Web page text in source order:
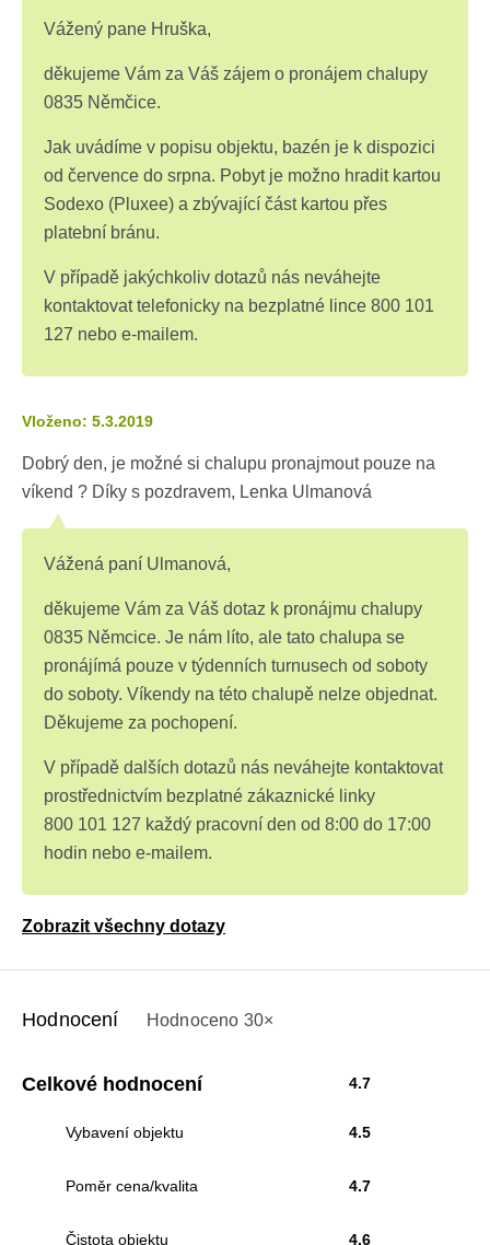
Vážený pane Hruška,
děkujeme Vám za Váš zájem o pronájem chalupy
0835 Němčice.
Jak uvádíme v popisu objektu, bazén je k dispozici
od července do srpna. Pobyt je možno hradit kartou
Sodexo (Pluxee) a zbývající část kartou přes
platební bránu.
V případě jakýchkoliv dotazů nás neváhejte
kontaktovat telefonicky na bezplatné lince 800 101
127 nebo e-mailem.
Vloženo: 5.3.2019
Dobrý den, je možné si chalupu pronajmout pouze na
víkend ? Díky s pozdravem, Lenka Ulmanová
Vážená paní Ulmanová,
děkujeme Vám za Váš dotaz k pronájmu chalupy
0835 Němcice. Je nám líto, ale tato chalupa se
pronájímá pouze v týdenních turnusech od soboty
do soboty. Víkendy na této chalupě nelze objednat.
Děkujeme za pochopení.
V případě dalších dotazů nás neváhejte kontaktovat
prostřednictvím bezplatné zákaznické linky
800 101 127 každý pracovní den od 8:00 do 17:00
hodin nebo e-mailem.
Zobrazit všechny dotazy
Hodnocení Hodnoceno 30×
Celkové hodnocení 4.7
Vybavení objektu 4.5
Poměr cena/kvalita 4.7
Čistota objektu 4.6